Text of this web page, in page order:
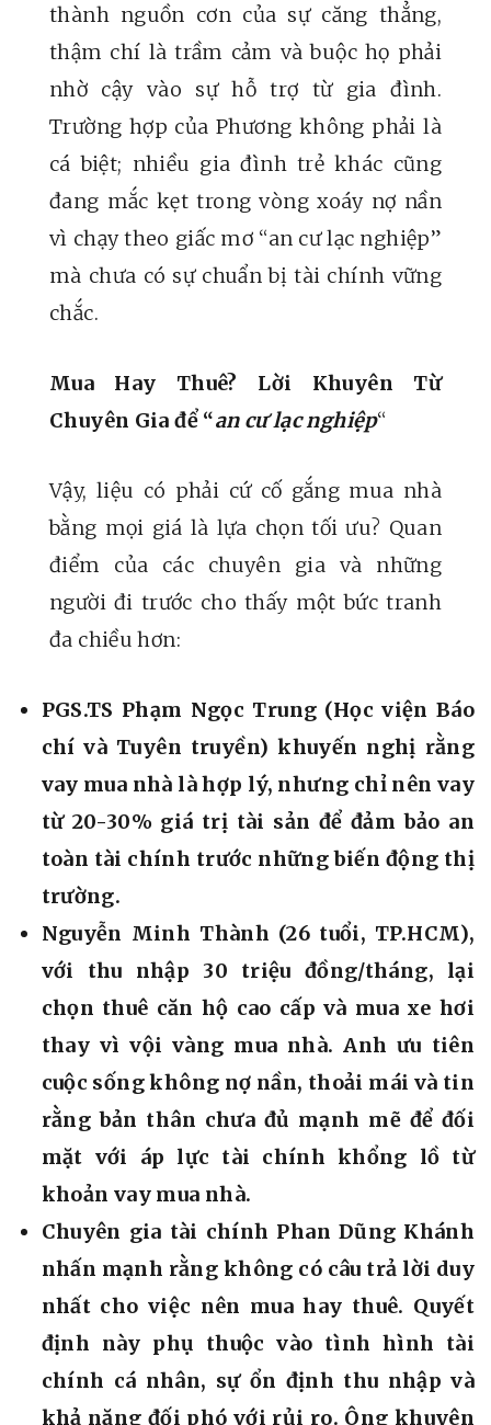
thành nguồn cơn của sự căng thẳng,
thậm chí là trầm cảm và buộc họ phải
nhờ cậy vào sự hỗ trợ từ gia đình.
Trường hợp của Phương không phải là
cá biệt; nhiều gia đình trẻ khác cũng
đang mắc kẹt trong vòng xoáy nợ nần
vì chạy theo giấc mơ “an cư lạc nghiệp”
mà chưa có sự chuẩn bị tài chính vững
chắc.
Mua Hay Thuê? Lời Khuyên Từ
Chuyên Gia để “an cư lạc nghiệp“
Vậy, liệu có phải cứ cố gắng mua nhà
bằng mọi giá là lựa chọn tối ưu? Quan
điểm của các chuyên gia và những
người đi trước cho thấy một bức tranh
đa chiều hơn:
PGS.TS Phạm Ngọc Trung (Học viện Báo
chí và Tuyên truyền) khuyến nghị rằng
vay mua nhà là hợp lý, nhưng chỉ nên vay
từ 20-30% giá trị tài sản để đảm bảo an
toàn tài chính trước những biến động thị
trường.
Nguyễn Minh Thành (26 tuổi, TP.HCM),
với thu nhập 30 triệu đồng/tháng, lại
chọn thuê căn hộ cao cấp và mua xe hơi
thay vì vội vàng mua nhà. Anh ưu tiên
cuộc sống không nợ nần, thoải mái và tin
rằng bản thân chưa đủ mạnh mẽ để đối
mặt với áp lực tài chính khổng lồ từ
khoản vay mua nhà.
Chuyên gia tài chính Phan Dũng Khánh
nhấn mạnh rằng không có câu trả lời duy
nhất cho việc nên mua hay thuê. Quyết
định này phụ thuộc vào tình hình tài
chính cá nhân, sự ổn định thu nhập và
khả năng đối phó với rủi ro. Ông khuyên